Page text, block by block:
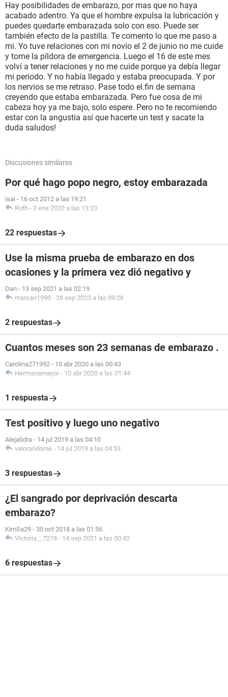
Hay posibilidades de embarazo, por mas que no haya
acabado adentro. Ya que el hombre expulsa la lubricación y
puedes quedarte embarazada solo con eso. Puede ser
también efecto de la pastilla. Te comento lo que me paso a
mi. Yo tuve relaciones con mi novio el 2 de junio no me cuide
y tome la píldora de emergencia. Luego el 16 de este mes
volví a tener relaciones y no me cuide porque ya debía llegar
mi periodo. Y no había llegado y estaba preocupada. Y por
los nervios se me retraso. Pase todo el.fin de semana
creyendo que estaba embarazada. Pero fue cosa de mi
cabeza hoy ya me bajo, solo espere. Pero no te recomiendo
estar con la angustia así que hacerte un test y sacate la
duda saludos!
Discusiones similares
Por qué hago popo negro, estoy embarazada
isai - 16 oct 2012 a las 19:21
Ruth - 3 ene 2022 a las 13:23
22 respuestas
Use la misma prueba de embarazo en dos
ocasiones y la primera vez dió negativo y
Dan - 13 sep 2021 a las 02:19
marsan1990 - 28 sep 2023 a las 09:26
2 respuestas
Cuantos meses son 23 semanas de embarazo .
Carolina271992 - 10 abr 2020 a las 00:43
Hermanamayor - 10 abr 2020 a las 01:44
1 respuesta
Test positivo y luego uno negativo
Alejabdra - 14 jul 2019 a las 04:10
valorandome - 14 jul 2019 a las 04:53
3 respuestas
¿El sangrado por deprivación descarta
embarazo?
KimSa29 - 30 oct 2018 a las 01:56
Victoria__7274 - 14 sep 2021 a las 00:42
6 respuestas